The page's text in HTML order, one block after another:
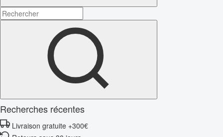
Recherches récentes
Livraison gratuite +300€